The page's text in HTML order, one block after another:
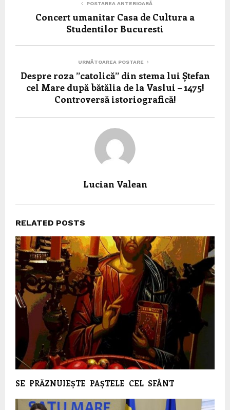
POSTAREA ANTERIOARĂ
Concert umanitar Casa de Cultura a
Studentilor Bucuresti
URMĂTOAREA POSTARE
Despre roza ”catolică” din stema lui Ștefan
cel Mare după bătălia de la Vaslui – 1475!
Controversă istoriografică!
Lucian Valean
RELATED POSTS
SE PRĂZNUIEȘTE PAȘTELE CEL SFÂNT